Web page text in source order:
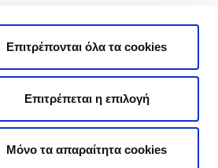
Επιτρέπονται όλα τα cookies
Επιτρέπεται η επιλογή
Μόνο τα απαραίτητα cookies
Όροι Χρήσης